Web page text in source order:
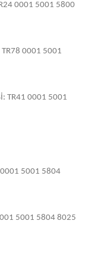
0001 5001 5800
TR78 0001 5001
TR41 0001 5001
0001 5001 5804
5001 5804 8025